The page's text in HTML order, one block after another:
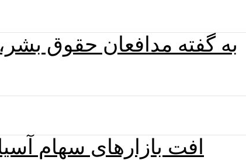
به گفته مدافعان حقوق
افت بازارهای سهام